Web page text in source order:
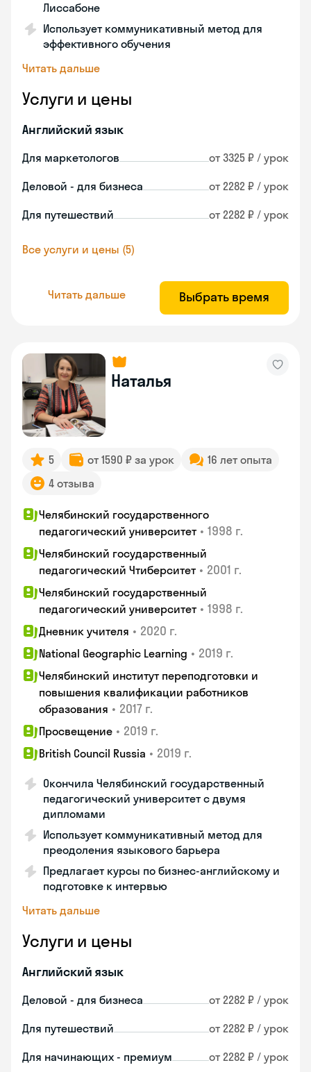
Лиссабоне
Использует коммуникативный метод для
эффективного обучения
Читать дальше
Услуги и цены
Английский язык
Для маркетологов от 3325 ₽ / урок
Деловой - для бизнеса от 2282 ₽ / урок
Для путешествий от 2282 ₽ / урок
Все услуги и цены (5)
Читать дальше Выбрать время
Наталья
5 от 1590 ₽ за урок
16 лет опыта
4 отзыва
Челябинский государственного
педагогический университет • 1998 г.
Челябинский государственный
педагогический Чтиберситет • 2001 г.
Челябинский государственный
педагогический университет • 1998 г.
Дневник учителя • 2020 г.
National Geographic Learning • 2019 г.
Челябинский институт переподготовки и
повышения квалификации работников
образования • 2017 г.
Просвещение • 2019 г.
British Council Russia • 2019 г.
Окончила Челябинский государственный
педагогический университет с двумя
дипломами
Использует коммуникативный метод для
преодоления языкового барьера
Предлагает курсы по бизнес-английскому и
подготовке к интервью
Читать дальше
Услуги и цены
Английский язык
Деловой - для бизнеса от 2282 ₽ / урок
Для путешествий от 2282 ₽ / урок
Для начинающих - премиум от 2282 ₽ / урок